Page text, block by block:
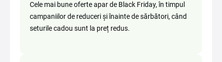
Cele mai bune oferte apar de Black Friday, în timpul
campaniilor de reduceri și înainte de sărbători, când
seturile cadou sunt la preț redus.